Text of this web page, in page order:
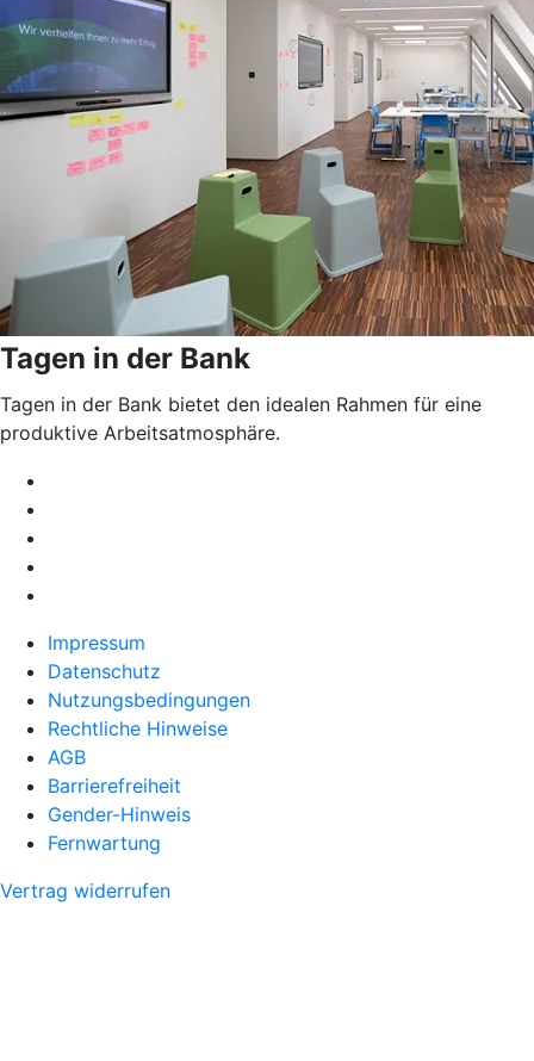
Tagen in der Bank
Tagen in der Bank bietet den idealen Rahmen für eine
produktive Arbeitsatmosphäre.
Impressum
Datenschutz
Nutzungsbedingungen
Rechtliche Hinweise
AGB
Barrierefreiheit
Gender-Hinweis
Fernwartung
Vertrag widerrufen